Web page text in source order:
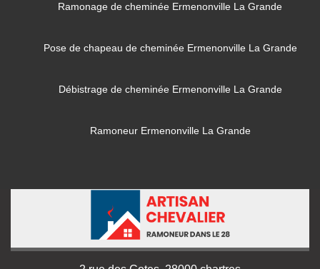
Ramonage de cheminée Ermenonville La Grande
Pose de chapeau de cheminée Ermenonville La Grande
Débistrage de cheminée Ermenonville La Grande
Ramoneur Ermenonville La Grande